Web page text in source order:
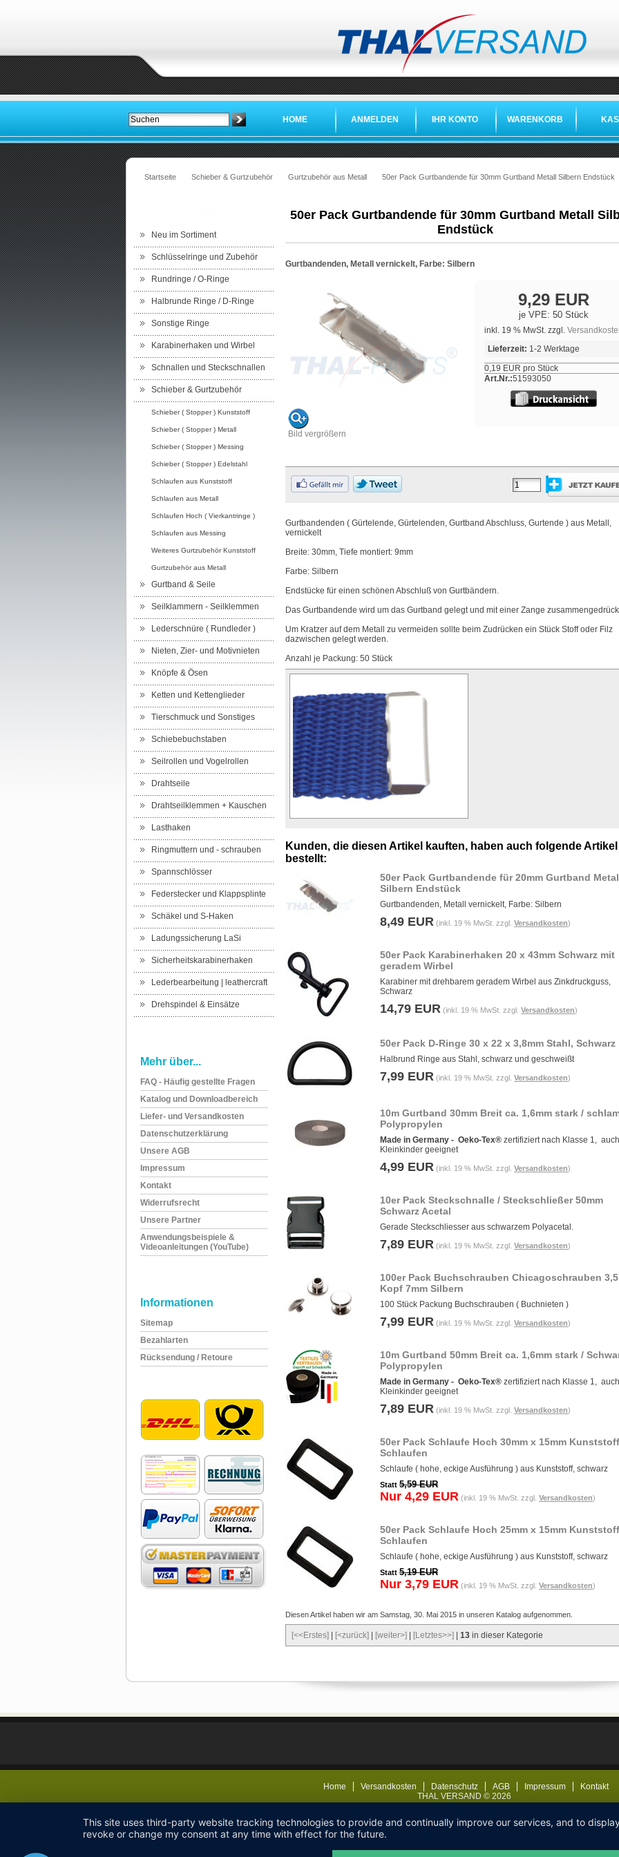
HOME ANMELDEN IHR KONTO WARENKORB
Startseite Schieber & Gurtzubehör Gurtzubehör aus Metall 50er Pack Gurtbandende für 30mm Gurtband Metall Silbern Endstück
Neu im Sortiment
Schlüsselringe und Zubehör
Rundringe / O-Ringe
Halbrunde Ringe / D-Ringe
Sonstige Ringe
Karabinerhaken und Wirbel
Schnallen und Steckschnallen
Schieber & Gurtzubehör
Schieber ( Stopper ) Kunststoff
Schieber ( Stopper ) Metall
Schieber ( Stopper ) Messing
Schieber ( Stopper ) Edelstahl
Schlaufen aus Kunststoff
Schlaufen aus Metall
Schlaufen Hoch ( Vierkantringe )
Schlaufen aus Messing
Weiteres Gurtzubehör Kunststoff
Gurtzubehör aus Metall
Gurtband & Seile
Seilklammern - Seilklemmen
Lederschnüre ( Rundleder )
Nieten, Zier- und Motivnieten
Knöpfe & Ösen
Ketten und Kettenglieder
Tierschmuck und Sonstiges
Schiebebuchstaben
Seilrollen und Vogelrollen
Drahtseile
Drahtseilklemmen + Kauschen
Lasthaken
Ringmuttern und - schrauben
Spannschlösser
Federstecker und Klappsplinte
Schäkel und S-Haken
Ladungssicherung LaSi
Sicherheitskarabinerhaken
Lederbearbeitung | leathercraft
Drehspindel & Einsätze
Mehr über...
FAQ - Häufig gestellte Fragen
Katalog und Downloadbereich
Liefer- und Versandkosten
Datenschutzerklärung
Unsere AGB
Impressum
Kontakt
Widerrufsrecht
Unsere Partner
Anwendungsbeispiele &
Videoanleitungen (YouTube)
Informationen
Sitemap
Bezahlarten
Rücksendung / Retoure
50er Pack Gurtbandende für 30mm Gurtband Metall
Endstück
Gurtbandenden, Metall vernickelt, Farbe: Silbern
Bild vergrößern
9,29 EUR
je VPE: 50 Stück
inkl. 19 % MwSt. zzgl.
Lieferzeit: 1-2 Werktage
0,19 EUR pro Stück
Art.Nr.:51593050
Gurtbandenden ( Gürtelende, Gürtelenden, Gurtband Abschluss, Gurtende ) aus Metall,
vernickelt
Breite: 30mm, Tiefe montiert: 9mm
Farbe: Silbern
Endstücke für einen schönen Abschluß von Gurtbändern.
Das Gurtbandende wird um das Gurtband gelegt und mit einer Zange
Um Kratzer auf dem Metall zu vermeiden sollte beim Zudrücken ein Stück Stoff oder Filz
dazwischen gelegt werden.
Anzahl je Packung: 50 Stück
Kunden, die diesen Artikel kauften, haben auch folgende Artikel
bestellt:
50er Pack Gurtbandende für 20mm Gurtband
Silbern Endstück
Gurtbandenden, Metall vernickelt, Farbe: Silbern
8,49 EUR (inkl. 19 % MwSt. zzgl. Versandkosten)
50er Pack Karabinerhaken 20 x 43mm Schwarz mit
geradem Wirbel
Karabiner mit drehbarem geradem Wirbel aus Zinkdruckguss,
Schwarz
14,79 EUR (inkl. 19 % MwSt. zzgl. Versandkosten)
50er Pack D-Ringe 30 x 22 x 3,8mm Stahl, Schwarz
Halbrund Ringe aus Stahl, schwarz und geschweißt
7,99 EUR (inkl. 19 % MwSt. zzgl. Versandkosten)
10m Gurtband 30mm Breit ca. 1,6mm stark /
Polypropylen
Made in Germany - Oeko-Tex® zertifiziert nach Klasse 1,
Kleinkinder geeignet
4,99 EUR (inkl. 19 % MwSt. zzgl. Versandkosten)
10er Pack Steckschnalle / Steckschließer 50mm
Schwarz Acetal
Gerade Steckschliesser aus schwarzem Polyacetal.
7,89 EUR (inkl. 19 % MwSt. zzgl. Versandkosten)
100er Pack Buchschrauben Chicagoschrauben
Kopf 7mm Silbern
100 Stück Packung Buchschrauben ( Buchnieten )
7,99 EUR (inkl. 19 % MwSt. zzgl. Versandkosten)
10m Gurtband 50mm Breit ca. 1,6mm stark /
Polypropylen
Made in Germany - Oeko-Tex® zertifiziert nach Klasse 1,
Kleinkinder geeignet
7,89 EUR (inkl. 19 % MwSt. zzgl. Versandkosten)
50er Pack Schlaufe Hoch 30mm x 15mm Kunststoff
Schlaufen
Schlaufe ( hohe, eckige Ausführung ) aus Kunststoff, schwarz
Statt 5,59 EUR
Nur 4,29 EUR (inkl. 19 % MwSt. zzgl. Versandkosten)
50er Pack Schlaufe Hoch 25mm x 15mm Kunststoff
Schlaufen
Schlaufe ( hohe, eckige Ausführung ) aus Kunststoff, schwarz
Statt 5,19 EUR
Nur 3,79 EUR (inkl. 19 % MwSt. zzgl. Versandkosten)
Diesen Artikel haben wir am Samstag, 30. Mai 2015 in unseren Katalog aufgenommen.
[<<Erstes] [<zurück] [weiter>] [Letztes>>] 13 in dieser Kategorie
Home Versandkosten Datenschutz AGB Impressum
Kontakt
THAL VERSAND © 2026
This site uses third-party website tracking technologies to provide and continually improve our services, and to
revoke or change my consent at any time with effect for the future.